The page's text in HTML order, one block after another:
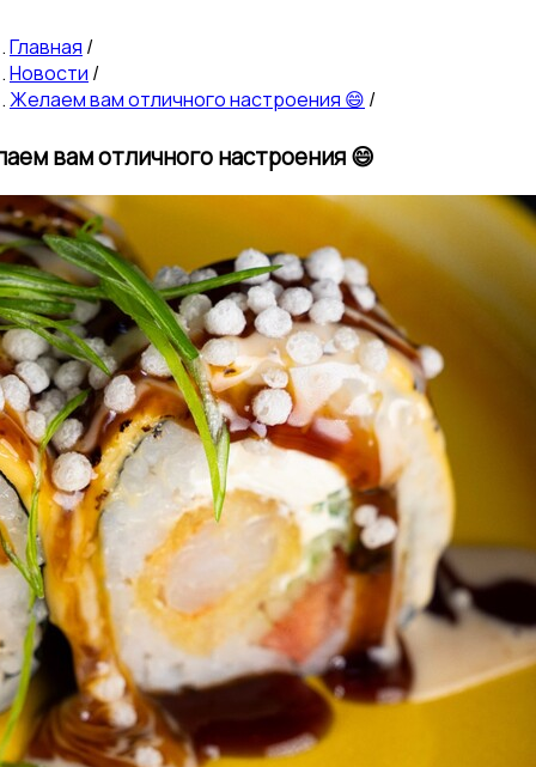
Главная /
Новости /
Желаем вам отличного настроения 😄 /
вам отличного настроения 😄